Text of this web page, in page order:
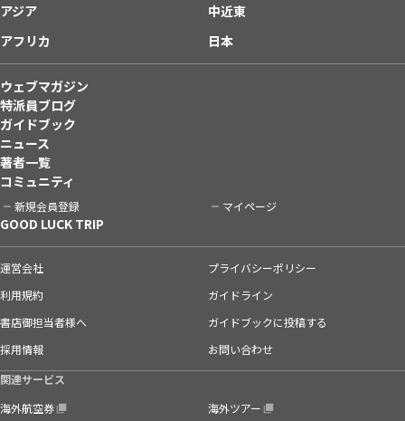
アジア
中近東
アフリカ
日本
ウェブマガジン
特派員ブログ
ガイドブック
ニュース
著者一覧
コミュニティ
新規会員登録 マイページ
GOOD LUCK TRIP
運営会社
プライバシーポリシー
利用規約
ガイドライン
書店御担当者様へ
ガイドブックに投稿する
採用情報
お問い合わせ
関連サービス
海外航空券
海外ツアー